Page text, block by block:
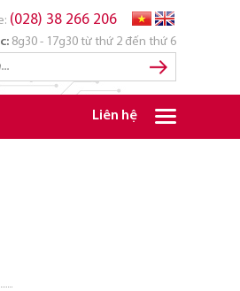
(028) 38 266 206
8g30 - 17g30 từ thứ 2 đến thứ 6
Liên hệ